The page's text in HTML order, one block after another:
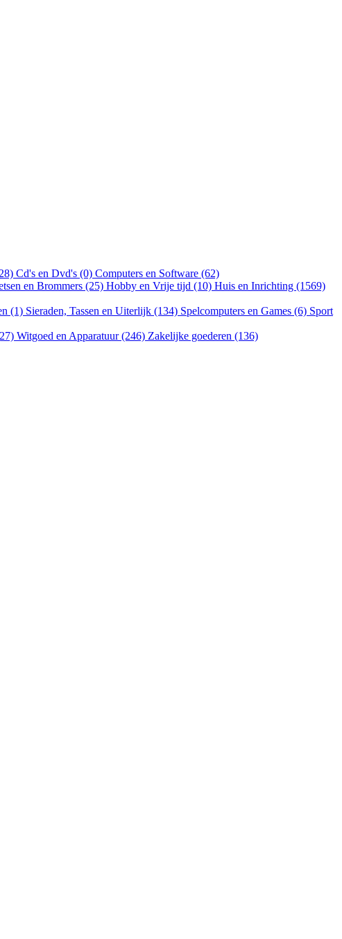
Cd's en Dvd's (0) Computers en Software (62)
en Brommers (25) Hobby en Vrije tijd (10) Huis en Inrichting (1569)
(1) Sieraden, Tassen en Uiterlijk (134) Spelcomputers en Games (6) Sport
Witgoed en Apparatuur (246) Zakelijke goederen (136)